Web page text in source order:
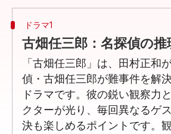
ドラマ1
古畑任三郎：名探偵の推
「古畑任三郎」は、田村正和
偵・古畑任三郎が難事件を解
ドラマです。彼の鋭い観察力
クターが光り、毎回異なるゲ
決も楽しめるポイントです。